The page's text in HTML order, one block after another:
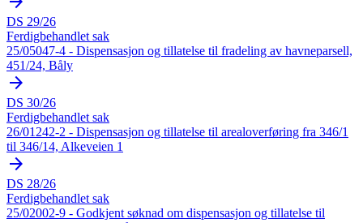
DS 29/26
Ferdigbehandlet sak
25/05047-4 - Dispensasjon og tillatelse til fradeling av havneparsell,
451/24, Båly
arrow_forward
DS 30/26
Ferdigbehandlet sak
26/01242-2 - Dispensasjon og tillatelse til arealoverføring fra 346/1
til 346/14, Alkeveien 1
arrow_forward
DS 28/26
Ferdigbehandlet sak
25/02002-9 - Godkjent søknad om dispensasjon og tillatelse til